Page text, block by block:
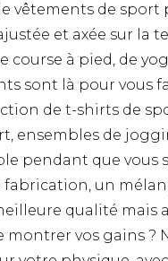
vêtements de
et axée sur la
course à pied, de
sont là pour vous
de t-shirts de
ensembles de
pendant que vous
fabrication, un
qualité mais
montrer vos gains ?